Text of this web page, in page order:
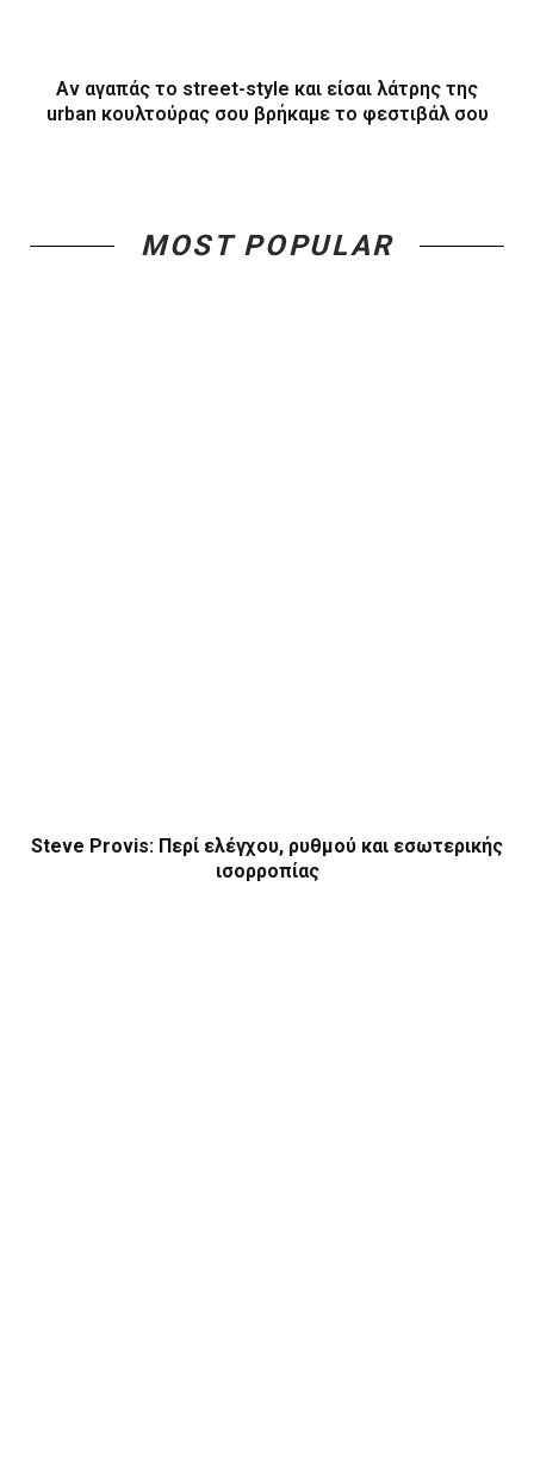
Αν αγαπάς το street-style και είσαι λάτρης της
urban κουλτούρας σου βρήκαμε το φεστιβάλ σου
MOST POPULAR
Steve Provis: Περί ελέγχου, ρυθμού και εσωτερικής
ισορροπίας